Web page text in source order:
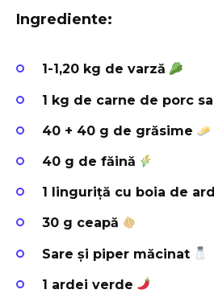
Ingrediente:
1-1,20 kg de varză
1 kg de carne de porc
40 + 40 g de grăsime
40 g de făină
1 linguriță cu boia de
30 g ceapă
Sare și piper măcinat
1 ardei verde